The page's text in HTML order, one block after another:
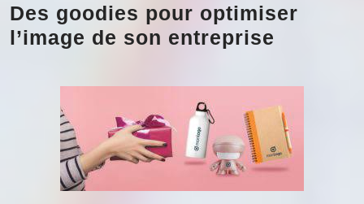
Des goodies pour optimiser
l’image de son entreprise